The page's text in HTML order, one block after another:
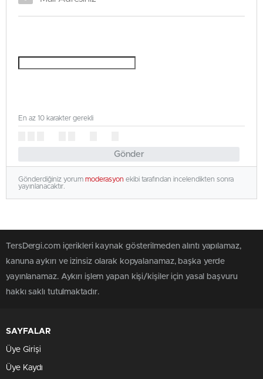
Gönder
En az 10 karakter gerekli
Gönderdiğiniz yorum moderasyon ekibi tarafından incelendikten sonra
yayınlanacaktır.
TersDergi.com içerikleri kaynak gösterilmeden alıntı yapılamaz,
kanuna aykırı ve izinsiz olarak kopyalanamaz, başka yerde
yayınlanamaz. Aykırı işlem yapan kişi/kişiler için yasal başvuru
hakkı saklı tutulmaktadır.
SAYFALAR
Üye Girişi
Üye Kaydı